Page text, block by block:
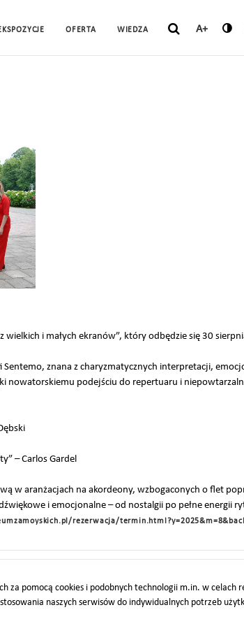
OFERTA WIEDZA A+
wielkich i małych ekranów”, który odbędzie się 30
znana z charyzmatycznych interpretacji,
nowatorskiemu podejściu do repertuaru i
– Carlos Gardel
w aranżacjach na akordeony, wzbogaconych o flet
i emocjonalne – od nostalgii po pełne energii
rezerwacja/
za pomocą cookies i podobnych technologii m.in. w celach
naszych serwisów do indywidualnych potrzeb